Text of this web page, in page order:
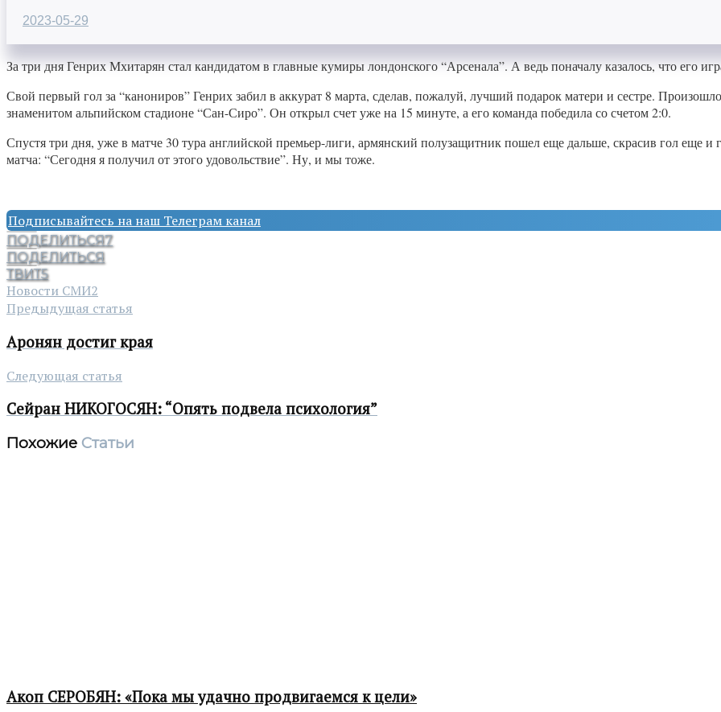
2023-05-29
За три дня Генрих Мхитарян стал кандидатом в главные кумиры лондонского “Арсенала”. А ведь поначалу казалось, что его
Свой первый гол за “канониров” Генрих забил в аккурат 8 марта, сделав, пожалуй, лучший подарок матери и сестре.
знаменитом альпийском стадионе “Сан-Сиро”. Он открыл счет уже на 15 минуте, а его команда победила со счетом 2:0.
Спустя три дня, уже в матче 30 тура английской премьер-лиги, армянский полузащитник пошел еще дальше, скрасив гол еще
матча: “Сегодня я получил от этого удовольствие”. Ну, и мы тоже.
Подписывайтесь на наш Телеграм канал
ПОДЕЛИТЬСЯ7
ПОДЕЛИТЬСЯ
ТВИТ5
Новости СМИ2
Предыдущая статья
Аронян достиг края
Следующая статья
Сейран НИКОГОСЯН: “Опять подвела психология”
Похожие Статьи
Акоп СЕРОБЯН: «Пока мы удачно продвигаемся к цели»